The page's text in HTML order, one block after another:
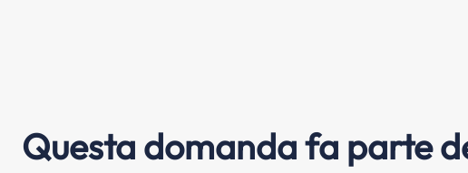
Questa domanda fa parte